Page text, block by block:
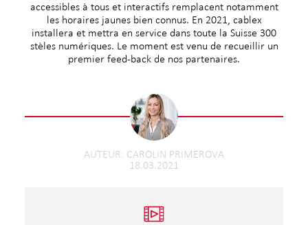
accessibles à tous et interactifs remplacent notamment
les horaires jaunes bien connus. En 2021, cablex
installera et mettra en service dans toute la Suisse 300
stèles numériques. Le moment est venu de recueillir un
premier feed-back de nos partenaires.
18.03.2021
AUTEUR CAROLIN PRIMEROVA